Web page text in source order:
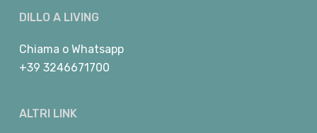
DILLO A LIVING
Chiama o Whatsapp
+39 3246671700
ALTRI LINK